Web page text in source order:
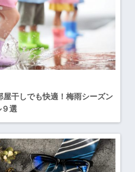
屋干しでも快適！梅雨シーズン
選